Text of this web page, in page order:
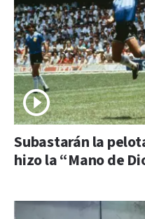
Subastarán la
hizo la “Mano de